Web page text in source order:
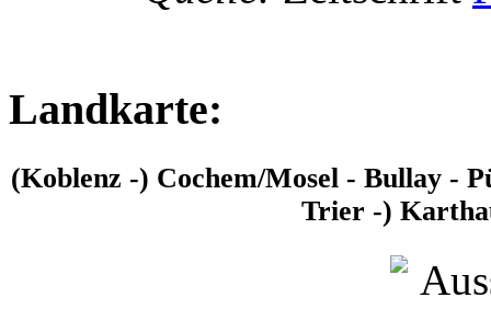
Landkarte:
(Koblenz -) Cochem/Mosel - Bullay -
Trier -)